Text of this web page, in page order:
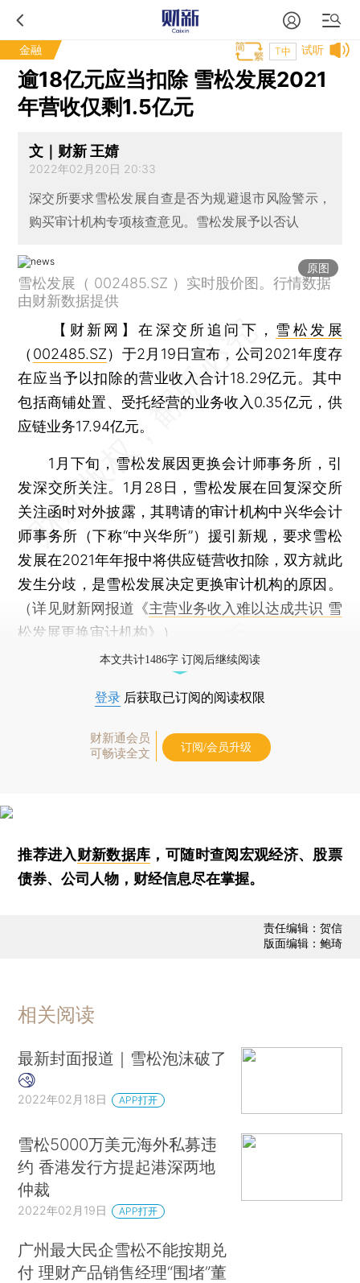
金融 试听
T中
逾18亿元应当扣除 雪松发展2021
年营收仅剩1.5亿元
文｜财新 王婧
2022年02月20日 20:33
深交所要求雪松发展自查是否为规避退市风险警示，
购买审计机构专项核查意见。雪松发展予以否认
原图
雪松发展（ 002485.SZ ）实时股价图。行情数据
由财新数据提供
【财新网】在深交所追问下， 雪松发展
（ 002485.SZ）于2月19日宣布，公司2021年度存
在应当予以扣除的营业收入合计18.29亿元。其中
包括商铺处置、受托经营的业务收入0.35亿元，供
应链业务17.94亿元。
1月下旬，雪松发展因更换会计师事务所，引
发深交所关注。1月28日，雪松发展在回复深交所
关注函时对外披露，其聘请的审计机构中兴华会计
师事务所（下称“中兴华所”）援引新规，要求雪松
发展在2021年年报中将供应链营收扣除，双方就此
发生分歧，是雪松发展决定更换审计机构的原因。
（详见财新网报道《主营业务收入难以达成共识 雪
松发展更换审计机构》）
本文共计1486字 订阅后继续阅读
登录 后获取已订阅的阅读权限
财新通会员
可畅读全文
订阅/会员升级
推荐进入财新数据库 ，可随时查阅宏观经济、股票
债券、公司人物，财经信息尽在掌握。
责任编辑：贺信
版面编辑：鲍琦
相关阅读
最新封面报道｜雪松泡沫破了
2022年02月18日 APP打开
雪松5000万美元海外私募违
约 香港发行方提起港深两地
仲裁
2022年02月19日 APP打开
广州最大民企雪松不能按期兑
付 理财产品销售经理“围堵”董